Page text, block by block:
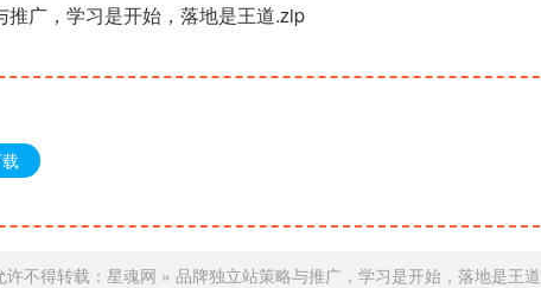
推广，学习是开始，落地是王道.zip
许不得转载： 星魂网 » 品牌独立站策略与推广，学习是开始，落地是王道